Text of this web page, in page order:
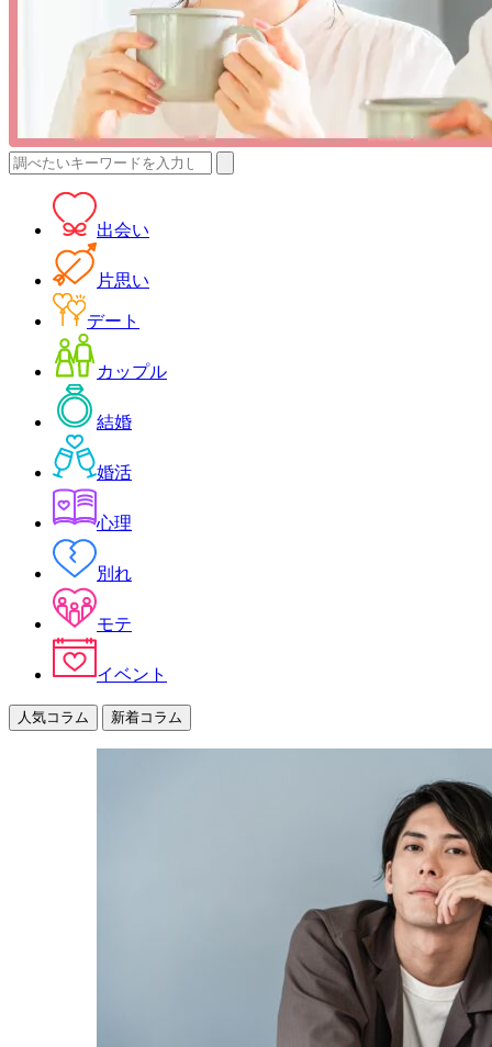
検
出会い
片思い
デート
カップル
結婚
婚活
心理
別れ
モテ
イベント
人気コラム 新着コラム